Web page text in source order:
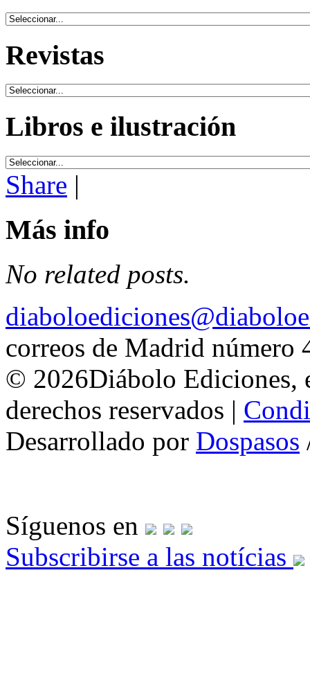
Revistas
Libros e ilustración
Share |
Más info
No related posts.
correos de Madrid número
© 2026Diábolo Ediciones,
derechos reservados |
Desarrollado por Dospasos
Síguenos en
Subscribirse a las notícias